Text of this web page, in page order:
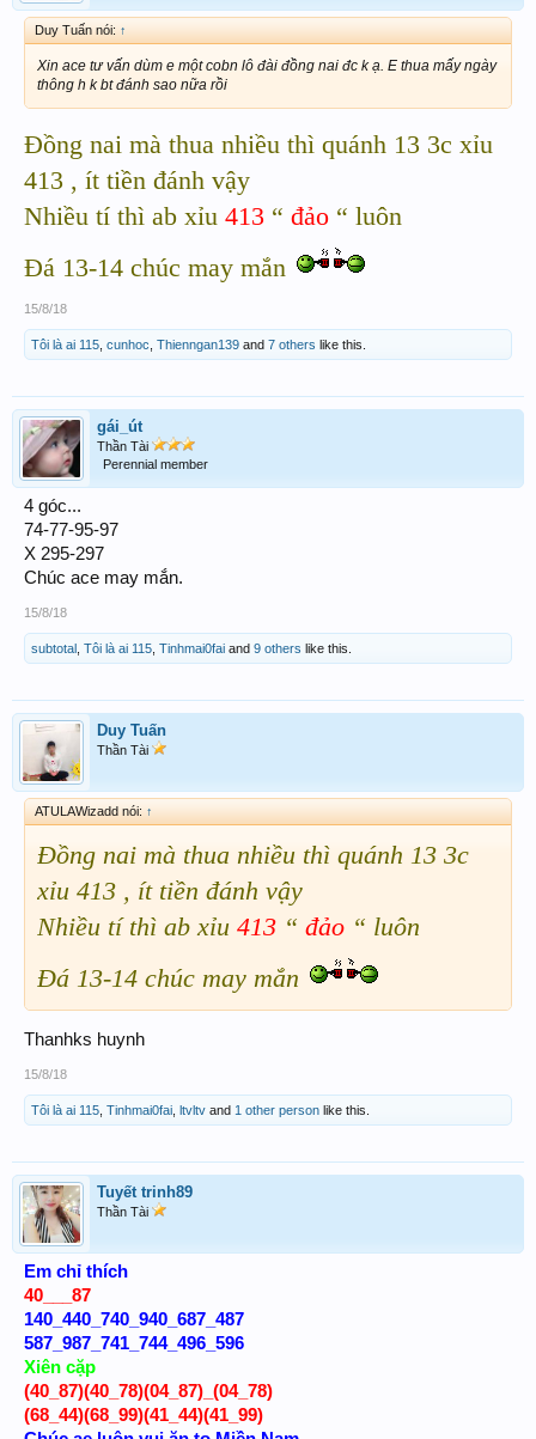
Duy Tuấn nói: ↑
Xin ace tư vấn dùm e một cobn lô đài đồng nai đc k ạ. E thua mấy ngày
thông h k bt đánh sao nữa rồi
Đồng nai mà thua nhiều thì quánh 13 3c xỉu
413 , ít tiền đánh vậy
Nhiều tí thì ab xỉu 413 “ đảo “ luôn
Đá 13-14 chúc may mắn
15/8/18
Tôi là ai 115 cunhoc Thienngan139 and 7 others like this.
gái_út
Thần Tài
Perennial member
4 góc...
74-77-95-97
X 295-297
Chúc ace may mắn.
15/8/18
subtotal Tôi là ai 115 Tinhmai0fai and 9 others like this.
Duy Tuấn
Thần Tài
ATULAWizadd nói: ↑
Đồng nai mà thua nhiều thì quánh 13 3c
xỉu 413 , ít tiền đánh vậy
Nhiều tí thì ab xỉu 413 “ đảo “ luôn
Đá 13-14 chúc may mắn
Thanhks huynh
15/8/18
Tôi là ai 115 Tinhmai0fai ltvltv and 1 other person like this.
Tuyết trinh89
Thần Tài
Em chỉ thích
40___87
140_440_740_940_687_487
587_987_741_744_496_596
Xiên cặp
(40_87)(40_78)(04_87)_(04_78)
(68_44)(68_99)(41_44)(41_99)